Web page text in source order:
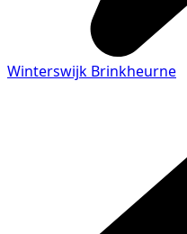
Winterswijk Brinkheurne